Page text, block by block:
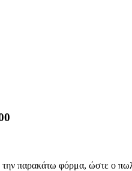
παρακάτω φόρμα, ώστε ο